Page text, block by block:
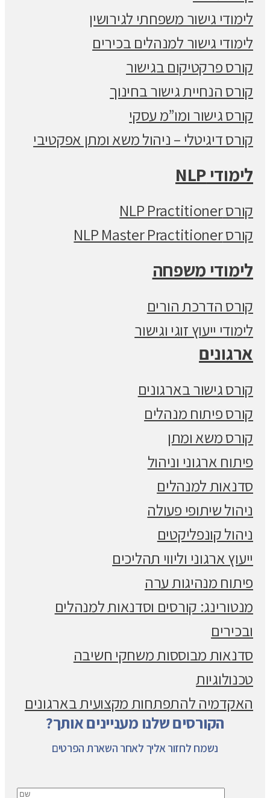
לימודי גישור משפחתי לגירושין
לימודי גישור למנהלים בכירים
קורס פרקטיקום בגישור
קורס הנחיית גישור בחינוך
קורס גישור ומו”מ עסקי
קורס דיגיטלי – ניהול משא ומתן אפקטיבי
לימודי NLP
קורס NLP Practitioner
קורס NLP Master Practitioner
לימודי משפחה
קורס הדרכת הורים
לימודי ייעוץ זוגי וגישור
ארגונים
קורס גישור בארגונים
קורס פיתוח מנהלים
קורס משא ומתן
פיתוח ארגוני וניהול
סדנאות למנהלים
ניהול שיתופי פעולה
ניהול קונפליקטים
ייעוץ ארגוני וליווי תהליכים
פיתוח מנהיגות ערה
מנטורינג: קורסים וסדנאות למנהלים
ובכירים
סדנאות מבוססות משחקי חשיבה
טכנולוגיות
האקדמיה להתפתחות מקצועית בארגונים
הקורסים שלנו מעניינים אותך?
נשמח לחזור אליך לאחר השארת הפרטים